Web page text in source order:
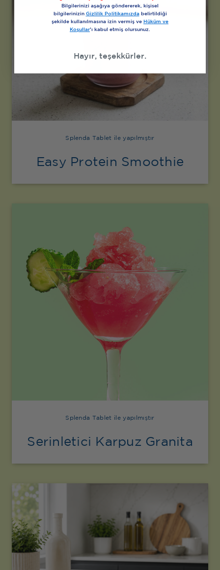
Splenda Tablet ile yapılmıştır
Easy Protein Smoothie
Splenda Tablet ile yapılmıştır
Serinletici Karpuz Granita
Bilgilerinizi aşağıya göndererek, kişisel
bilgilerinizin Gizlilik Politikamızdabelirtildiği
şekilde kullanılmasına izin vermiş ve Hüküm ve
Koşullar’ı kabul etmiş olursunuz.
Hayır, teşekkürler.